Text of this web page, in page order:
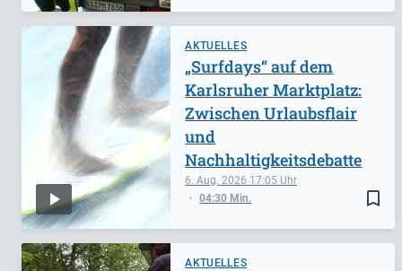
AKTUELLES
bookmark_border
6. Aug. 2026 17:05
04:30 Min.
„Surfdays“ auf dem
Karlsruher Marktplatz:
Zwischen Urlaubsflair
und
Nachhaltigkeitsdebatte
AKTUELLES